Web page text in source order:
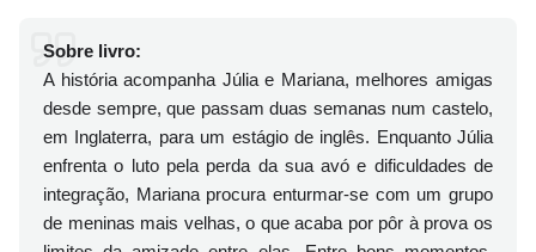
Sobre livro:
A história acompanha Júlia e Mariana, melhores amigas
desde sempre, que passam duas semanas num castelo,
em Inglaterra, para um estágio de inglês. Enquanto Júlia
enfrenta o luto pela perda da sua avó e dificuldades de
integração, Mariana procura enturmar-se com um grupo
de meninas mais velhas, o que acaba por pôr à prova os